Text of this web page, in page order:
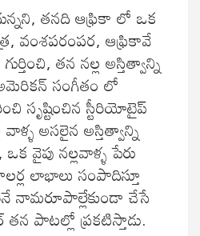
తనది ఆఫ్రికా లో ఒక
వంశపరంపర, ఆఫ్రికావే
తన నల్ల అస్తిత్వాన్ని
సంగీతం లో
సృష్టించిన స్టీరియోటైప్
వాళ్ళ అసలైన అస్తిత్వాన్ని
వైపు నల్లవాళ్ళ పేరు
లాభాలు సంపాదిస్తూ
నామరూపాల్లేకుండా చేసే
తన పాటల్లో ప్రకటిస్తాడు.